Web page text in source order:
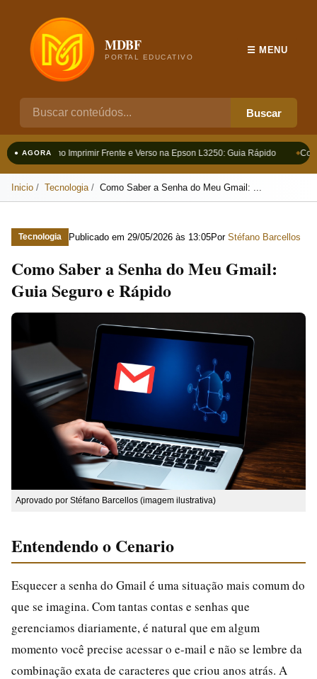
MDBF
PORTAL EDUCATIVO
Buscar
☰ MENU
● AGORAComo Imprimir Frente e Verso na Epson L3250: Guia Rápido
Inicio Tecnologia Como Saber a Senha do Meu Gmail: ...
Tecnologia Publicado em 29/05/2026 às 13:05Por Stéfano Barcellos
Como Saber a Senha do Meu Gmail:
Guia Seguro e Rápido
Aprovado por Stéfano Barcellos (imagem ilustrativa)
Entendendo o Cenario
Esquecer a senha do Gmail é uma situação mais comum do
que se imagina. Com tantas contas e senhas que
gerenciamos diariamente, é natural que em algum
momento você precise acessar o e-mail e não se lembre da
combinação exata de caracteres que criou anos atrás. A